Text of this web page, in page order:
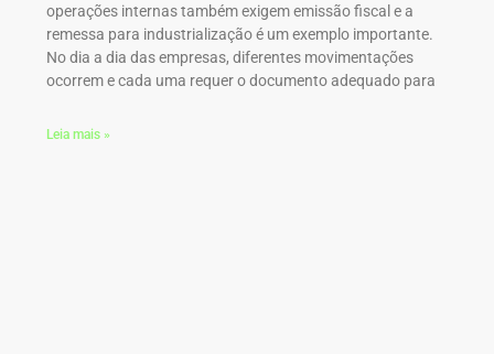
operações internas também exigem emissão fiscal e a
remessa para industrialização é um exemplo importante.
No dia a dia das empresas, diferentes movimentações
ocorrem e cada uma requer o documento adequado para
Leia mais »